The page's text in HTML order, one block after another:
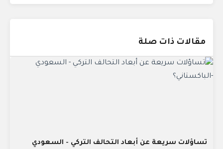
مقالات ذات صلة
تساؤلات سريعة عن أبعاد التحالف التركي - السعودي